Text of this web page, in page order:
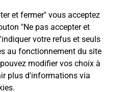
et fermer" vous acceptez
"Ne pas accepter et
votre refus et seuls
au fonctionnement du site
modifier vos choix à
plus d'informations via
.
NICE